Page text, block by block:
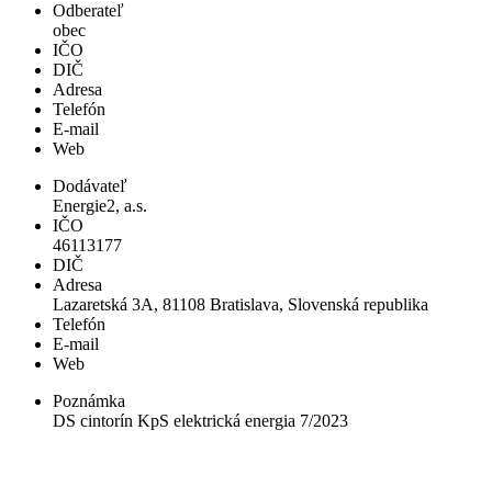
Odberateľ
obec
IČO
DIČ
Adresa
Telefón
E-mail
Web
Dodávateľ
Energie2, a.s.
IČO
46113177
DIČ
Adresa
Lazaretská 3A, 81108 Bratislava, Slovenská republika
Telefón
E-mail
Web
Poznámka
DS cintorín KpS elektrická energia 7/2023